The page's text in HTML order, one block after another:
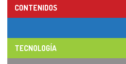
CONTENIDOS
TECNOLOGÍA